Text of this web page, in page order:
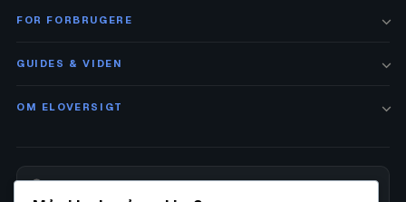
FOR FORBRUGERE
GUIDES & VIDEN
OM ELOVERSIGT